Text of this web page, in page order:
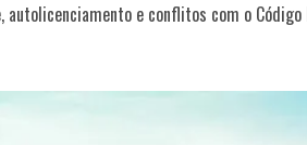
autolicenciamento e conflitos com o